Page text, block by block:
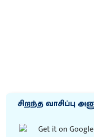
சிறந்த வாசிப்பு